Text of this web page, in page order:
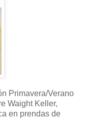
Primavera/Verano
Waight Keller,
en prendas de